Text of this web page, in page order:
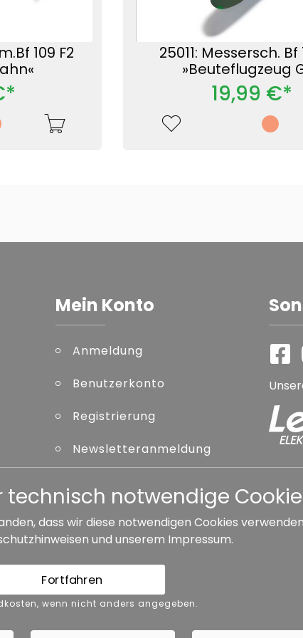
109 F2
25011: Messersch. Bf
»Beuteflugzeug
19,99 €*
Mein Konto
Anmeldung
Benutzerkonto
Registrierung
Newsletteranmeldung
Vertrag widerrufen
Widerrufsbelehrung
notwendige
dass wir diese notwendigen Cookies
und unserem Impressum.
Fortfahren
wenn nicht anders angegeben.